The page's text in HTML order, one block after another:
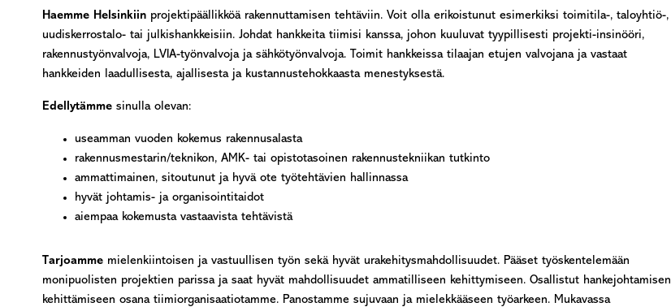
Haemme Helsinkiin projektipäällikköä rakennuttamisen tehtäviin. Voit olla erikoistunut esimerkiksi toimitila-, taloyhtiö-,
uudiskerrostalo- tai julkishankkeisiin. Johdat hankkeita tiimisi kanssa, johon kuuluvat tyypillisesti projekti-insinööri,
rakennustyönvalvoja, LVIA-työnvalvoja ja sähkötyönvalvoja. Toimit hankkeissa tilaajan etujen valvojana ja vastaat
hankkeiden laadullisesta, ajallisesta ja kustannustehokkaasta menestyksestä.
Edellytämme sinulla olevan:
useamman vuoden kokemus rakennusalasta
rakennusmestarin/teknikon, AMK- tai opistotasoinen rakennustekniikan tutkinto
ammattimainen, sitoutunut ja hyvä ote työ­tehtävien hallinnassa
hyvät johtamis- ja organisointitaidot
aiempaa kokemusta vastaavista tehtävistä
Tarjoamme mielenkiintoisen ja vastuullisen työn sekä hyvät urakehitysmahdollisuudet. Pääset työskentelemään
monipuolisten projektien parissa ja saat hyvät mahdollisuudet ammatilliseen kehittymiseen. Osallistut hankejohtamisen
kehittämiseen osana tiimiorganisaatiotamme. Panostamme sujuvaan ja mielekkääseen työarkeen. Mukavassa